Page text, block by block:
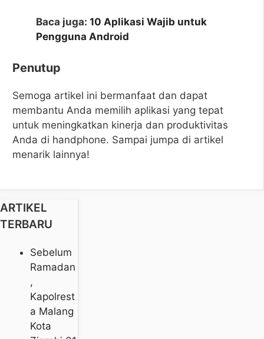
Baca juga: 10 Aplikasi Wajib untuk
Pengguna Android
Penutup
Semoga artikel ini bermanfaat dan dapat
membantu Anda memilih aplikasi yang tepat
untuk meningkatkan kinerja dan produktivitas
Anda di handphone. Sampai jumpa di artikel
menarik lainnya!
ARTIKEL
TERBARU
Sebelum
Ramadan
,
Kapolrest
A Malang
Kota